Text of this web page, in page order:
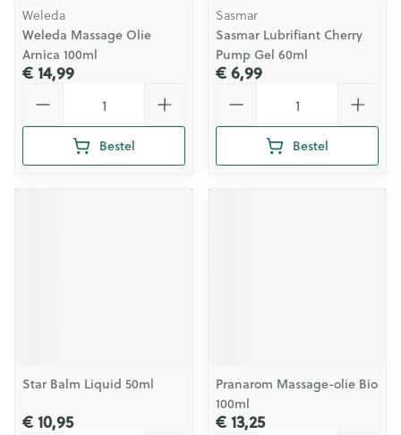
Weleda
Weleda Massage Olie
Arnica 100ml
€ 14,99
Bestel
Sasmar
Sasmar Lubrifiant Cherry
Pump Gel 60ml
€ 6,99
Bestel
Star Balm Liquid 50ml
€ 10,95
Pranarom Massage-olie Bio
100ml
€ 13,25